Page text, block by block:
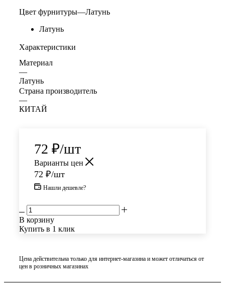
Цвет фурнитуры—Латунь
Латунь
Характеристики
Материал
—
Латунь
Страна производитель
—
КИТАЙ
72 ₽/шт
Варианты цен
72 ₽/шт
Нашли дешевле?
В корзину
Купить в 1 клик
Цена действительна только для интернет-магазина и может отличаться от
цен в розничных магазинах